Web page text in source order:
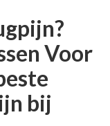
Voor
bij